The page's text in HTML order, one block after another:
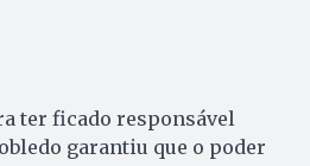
ter ficado responsável
garantiu que o poder